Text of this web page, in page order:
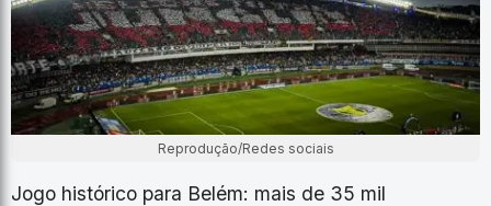
Reprodução/Redes sociais
Jogo histórico para Belém: mais de 35 mil